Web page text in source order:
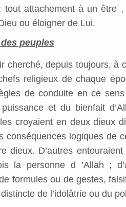
tout attachement à un être
ou éloigner de Lui.
peuples
cherché, depuis toujours, à
religieux de chaque
de conduite en ce
et du bienfait
croyaient en deux dieux
conséquences logiques de
dieux. D’autres
la personne d ’Allah ;
formules ou de gestes,
de l’idolâtrie ou du